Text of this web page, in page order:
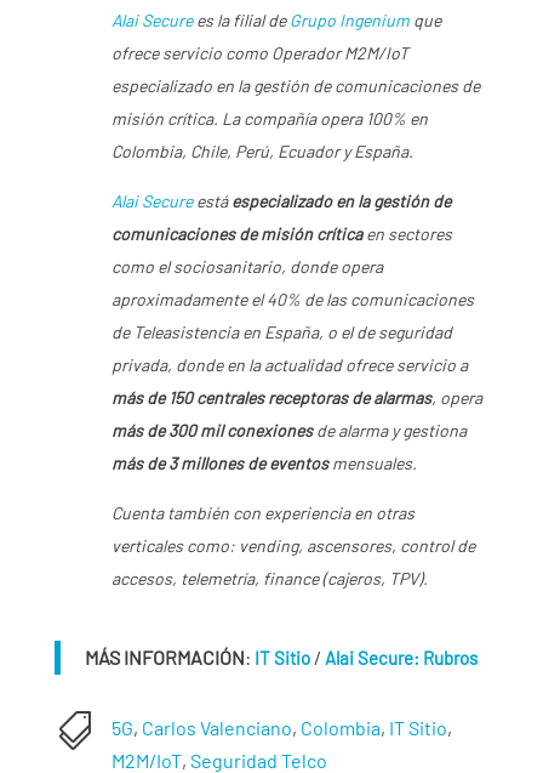
Alai Securees la filial deGrupo Ingeniumque
ofrece servicio como Operador M2M/IoT
especializado en la gestión de comunicaciones de
misión crítica. La compañía opera 100% en
Colombia, Chile, Perú, Ecuador y España.
Alai Secureestáespecializado en la gestión de
comunicaciones de misión críticaen sectores
como el sociosanitario, donde opera
aproximadamente el 40% de las comunicaciones
de Teleasistencia en España, o el de seguridad
privada, donde en la actualidad ofrece servicio a
más de 150 centrales receptoras de alarmas, opera
más de 300 mil conexionesde alarma y gestiona
más de 3 millones de eventosmensuales.
Cuenta también con experiencia en otras
verticales como: vending, ascensores, control de
accesos, telemetría, finance (cajeros, TPV).
MÁS INFORMACIÓN: IT Sitio/ Alai Secure: Rubros
 5G, Carlos Valenciano, Colombia, IT Sitio,
M2M/IoT, Seguridad Telco